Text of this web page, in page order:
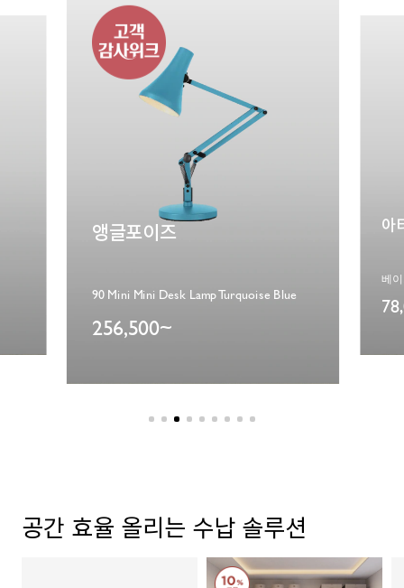
아티쉬
베이스 Cobalt Blue / 도이(DOIY)
78,000~
에
공간 효율 올리는 수납 솔루션